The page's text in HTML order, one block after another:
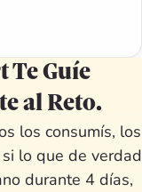
Te Guíe
al Reto.
los consumís, los
lo que de verdad
durante 4 días,